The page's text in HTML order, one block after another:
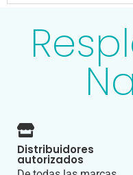
Distribuidores
autorizados